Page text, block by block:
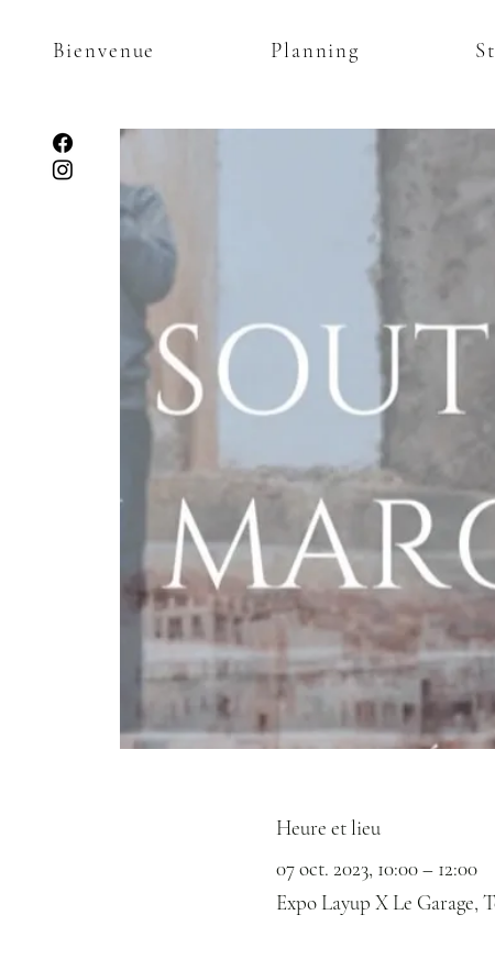
Bienvenue Planning
Heure et lieu
07 oct. 2023, 10:00 – 12:00
Expo Layup X Le Garage,